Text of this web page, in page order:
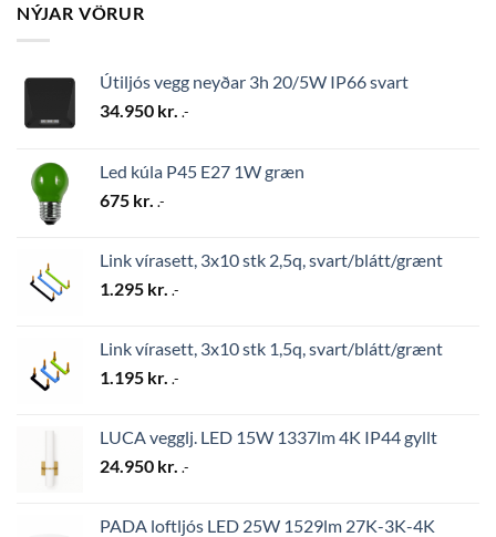
NÝJAR VÖRUR
Útiljós vegg neyðar 3h 20/5W IP66 svart
34.950 kr. .-
Led kúla P45 E27 1W græn
675 kr. .-
Link vírasett, 3x10 stk 2,5q, svart/blátt/grænt
1.295 kr. .-
Link vírasett, 3x10 stk 1,5q, svart/blátt/grænt
1.195 kr. .-
LUCA vegglj. LED 15W 1337lm 4K IP44 gyllt
24.950 kr. .-
PADA loftljós LED 25W 1529lm 27K-3K-4K